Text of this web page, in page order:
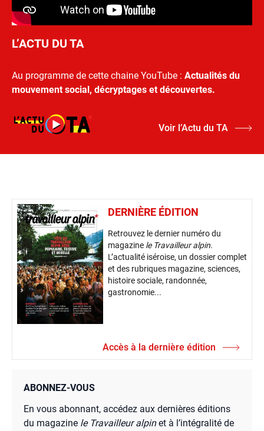
L’ACTU DU TA
Au programme de cette chaine YouTube : Actualités du
mouvement social, décryptages et découvertes.
Voir l’Actu du TA
DERNIÈRE ÉDITION
Retrouvez le dernier numéro du
magazine le Travailleur alpin.
L’actualité iséroise, un dossier complet
et des rubriques magazine, sciences,
histoire sociale, randonnée,
gastronomie...
Accès à la dernière édition
ABONNEZ-VOUS
En vous abonnant, accédez aux dernières éditions
du magazine le Travailleur alpinet à l’intégralité de